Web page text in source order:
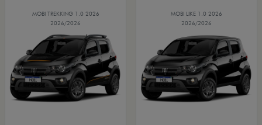
MOBI TREKKING 1.0 2026
2026/2026
MOBI LIKE 1.0 2026
2026/2026